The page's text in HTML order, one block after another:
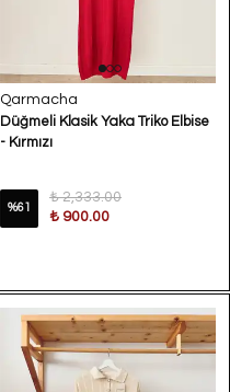
Qarmacha
Düğmeli Klasik Yaka Triko Elbise
- Kırmızı
%61
₺ 2,333.00
₺ 900.00